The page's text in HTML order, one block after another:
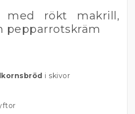
med rökt makrill,
pepparrotskräm
i skivor